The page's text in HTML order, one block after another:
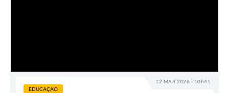
12 MAR 2026 - 10h45
EDUCAÇÃO